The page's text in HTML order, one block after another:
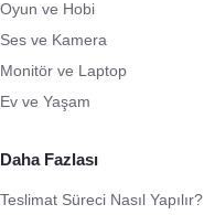
Oyun ve Hobi
Ses ve Kamera
Monitör ve Laptop
Ev ve Yaşam
Daha Fazlası
Teslimat Süreci Nasıl Yapılır?